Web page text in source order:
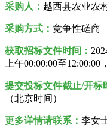
采购人 ： 越西县农业农
采购方式： 竞争性磋商
获取招标文件时间：
上午00:00:00至
提交投标文件截止/开标
（北京时间）
更多详情请联系 ： 李女